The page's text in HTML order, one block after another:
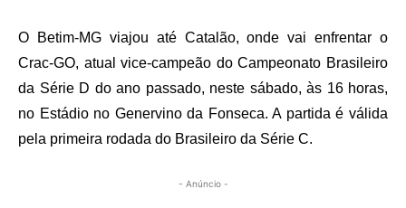
O Betim-MG viajou até Catalão, onde vai enfrentar o
Crac-GO, atual vice-campeão do Campeonato Brasileiro
da Série D do ano passado, neste sábado, às 16 horas,
no Estádio no Genervino da Fonseca. A partida é válida
pela primeira rodada do Brasileiro da Série C.
- Anúncio -